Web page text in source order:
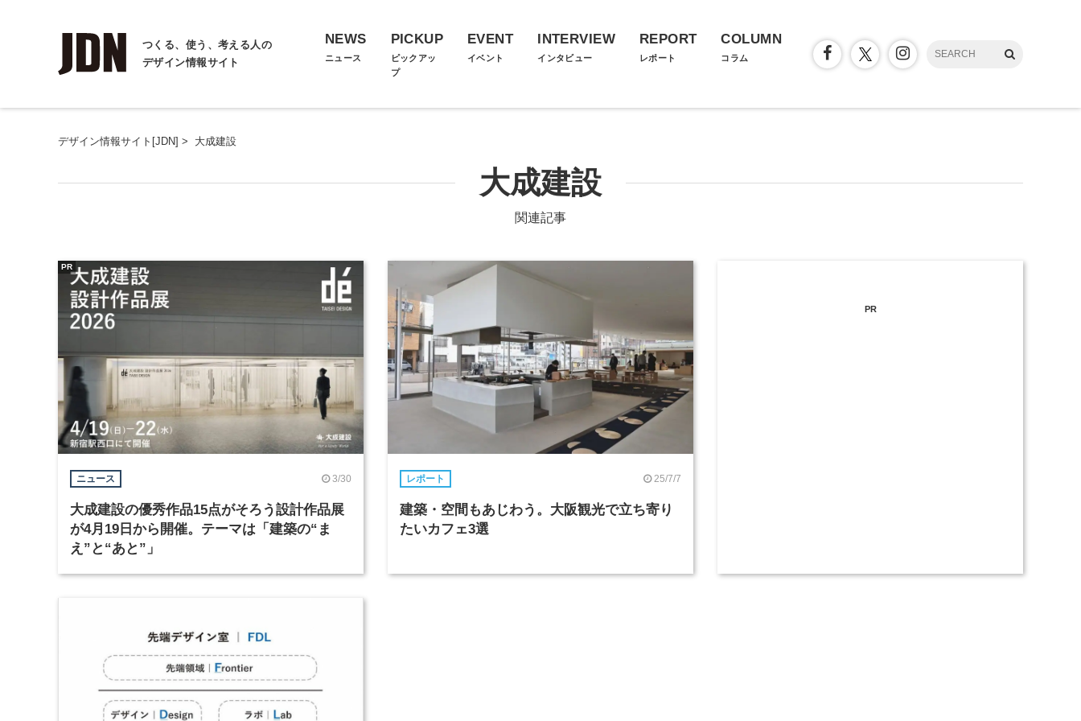
つくる、使う、考える人の
デザイン情報サイト
NEWS
ニュース
PICKUP
ピックアッ
プ
EVENT
イベント
INTERVIEW
インタビュー
REPORT
レポート
COLUMN
コラム
デザイン情報サイト[JDN] > 大成建設
大成建設
関連記事
ニュース 3/30
大成建設の優秀作品15点がそろう設計作品展
が4月19日から開催。テーマは「建築の“ま
え”と“あと”」
PR
レポート 25/7/7
建築・空間もあじわう。大阪観光で立ち寄り
たいカフェ3選
PR